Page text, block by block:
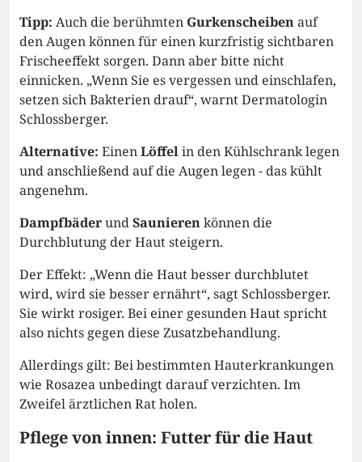
Tipp: Auch die berühmten Gurkenscheibenauf
den Augen können für einen kurzfristig sichtbaren
Frischeeffekt sorgen. Dann aber bitte nicht
einnicken. „Wenn Sie es vergessen und einschlafen,
setzen sich Bakterien drauf“, warnt Dermatologin
Schlossberger.
Alternative: EinenLöffelin den Kühlschrank legen
und anschließend auf die Augen legen - das kühlt
angenehm.
DampfbäderundSaunierenkönnen die
Durchblutung der Haut steigern.
Der Effekt: „Wenn die Haut besser durchblutet
wird, wird sie besser ernährt“, sagt Schlossberger.
Sie wirkt rosiger. Bei einer gesunden Haut spricht
also nichts gegen diese Zusatzbehandlung.
Allerdings gilt: Bei bestimmten Hauterkrankungen
wie Rosazea unbedingt darauf verzichten. Im
Zweifel ärztlichen Rat holen.
Pflege von innen: Futter für die Haut